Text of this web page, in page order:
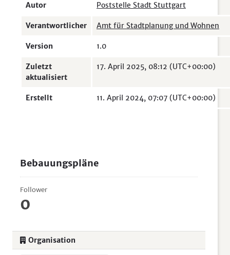
Bebauungspläne
Follower
0
Organisation
Autor Poststelle Stadt Stuttgart
Verantwortlicher Amt für Stadtplanung und Wohnen
Version 1.0
Zuletzt
aktualisiert
17. April 2025, 08:12 (UTC+00:00)
Erstellt 11. April 2024, 07:07 (UTC+00:00)